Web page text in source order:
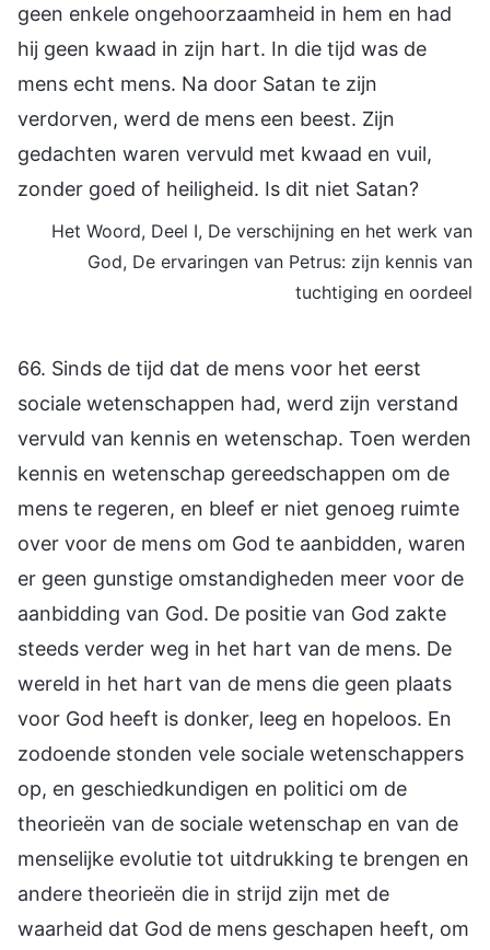
geen enkele ongehoorzaamheid in hem en had
hij geen kwaad in zijn hart. In die tijd was de
mens echt mens. Na door Satan te zijn
verdorven, werd de mens een beest. Zijn
gedachten waren vervuld met kwaad en vuil,
zonder goed of heiligheid. Is dit niet Satan?
Het Woord, Deel I, De verschijning en het werk van
God, De ervaringen van Petrus: zijn kennis van
tuchtiging en oordeel
66. Sinds de tijd dat de mens voor het eerst
sociale wetenschappen had, werd zijn verstand
vervuld van kennis en wetenschap. Toen werden
kennis en wetenschap gereedschappen om de
mens te regeren, en bleef er niet genoeg ruimte
over voor de mens om God te aanbidden, waren
er geen gunstige omstandigheden meer voor de
aanbidding van God. De positie van God zakte
steeds verder weg in het hart van de mens. De
wereld in het hart van de mens die geen plaats
voor God heeft is donker, leeg en hopeloos. En
zodoende stonden vele sociale wetenschappers
op, en geschiedkundigen en politici om de
theorieën van de sociale wetenschap en van de
menselijke evolutie tot uitdrukking te brengen en
andere theorieën die in strijd zijn met de
waarheid dat God de mens geschapen heeft, om